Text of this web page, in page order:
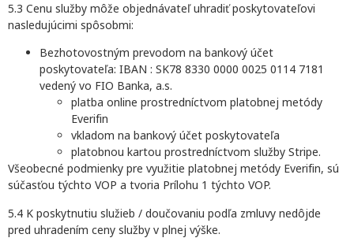
5.3 Cenu služby môže objednávateľ uhradiť poskytovateľovi
nasledujúcimi spôsobmi:
Bezhotovostným prevodom na bankový účet
poskytovateľa: IBAN : SK78 8330 0000 0025 0114 7181
vedený vo FIO Banka, a.s.
platba online prostredníctvom platobnej metódy
Everifin
vkladom na bankový účet poskytovateľa
platobnou kartou prostredníctvom služby Stripe.
Všeobecné podmienky pre využitie platobnej metódy Everifin, sú
súčasťou týchto VOP a tvoria Prílohu 1 týchto VOP.
5.4 K poskytnutiu služieb / doučovaniu podľa zmluvy nedôjde
pred uhradením ceny služby v plnej výške.